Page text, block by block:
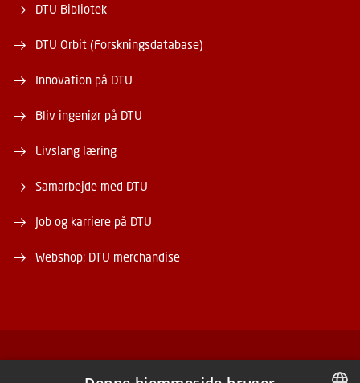
DTU Bibliotek
DTU Orbit (Forskningsdatabase)
Innovation på DTU
Bliv ingeniør på DTU
Livslang læring
Samarbejde med DTU
Job og karriere på DTU
Webshop: DTU merchandise